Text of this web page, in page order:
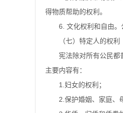
得物质帮助的权利。
6. 文化权利和自由。
（七）特定人的权利
宪法除对所有公民都
主要内容有：
1.妇女的权利；
2.保护婚姻、家庭、